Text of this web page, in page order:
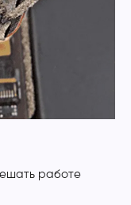
работе